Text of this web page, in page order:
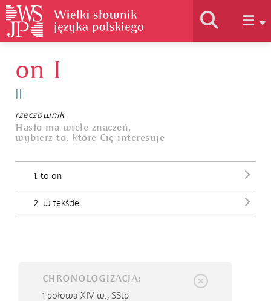
Autorzy
on I
II
rzeczownik
Hasło ma wiele znaczeń,
wybierz to, które Cię interesuje
1. to on
2. w tekście
CHRONOLOGIZACJA:
1 połowa XIV w., SStp